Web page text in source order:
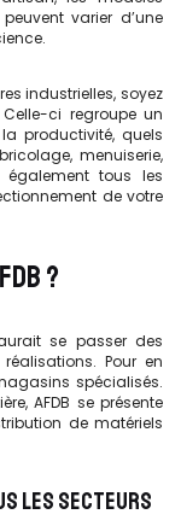
varier d’une
industrielles, soyez
ci regroupe un
productivité, quels
menuiserie,
également tous les
de votre
?
se passer des
Pour en
spécialisés.
AFDB se présente
de matériels
LES SECTEURS